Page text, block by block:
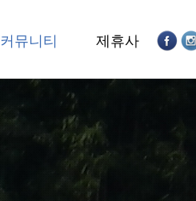
커뮤니티 제휴사